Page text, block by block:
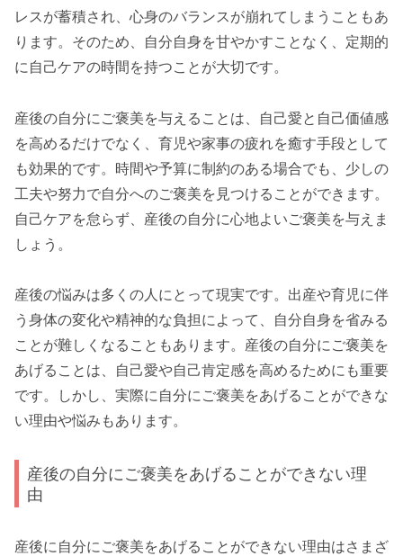
レスが蓄積され、心身のバランスが崩れてしまうこともあ
ります。そのため、自分自身を甘やかすことなく、定期的
に自己ケアの時間を持つことが大切です。
産後の自分にご褒美を与えることは、自己愛と自己価値感
を高めるだけでなく、育児や家事の疲れを癒す手段として
も効果的です。時間や予算に制約のある場合でも、少しの
工夫や努力で自分へのご褒美を見つけることができます。
自己ケアを怠らず、産後の自分に心地よいご褒美を与えま
しょう。
産後の悩みは多くの人にとって現実です。出産や育児に伴
う身体の変化や精神的な負担によって、自分自身を省みる
ことが難しくなることもあります。産後の自分にご褒美を
あげることは、自己愛や自己肯定感を高めるためにも重要
です。しかし、実際に自分にご褒美をあげることができな
い理由や悩みもあります。
産後の自分にご褒美をあげることができない理
由
産後に自分にご褒美をあげることができない理由はさまざ